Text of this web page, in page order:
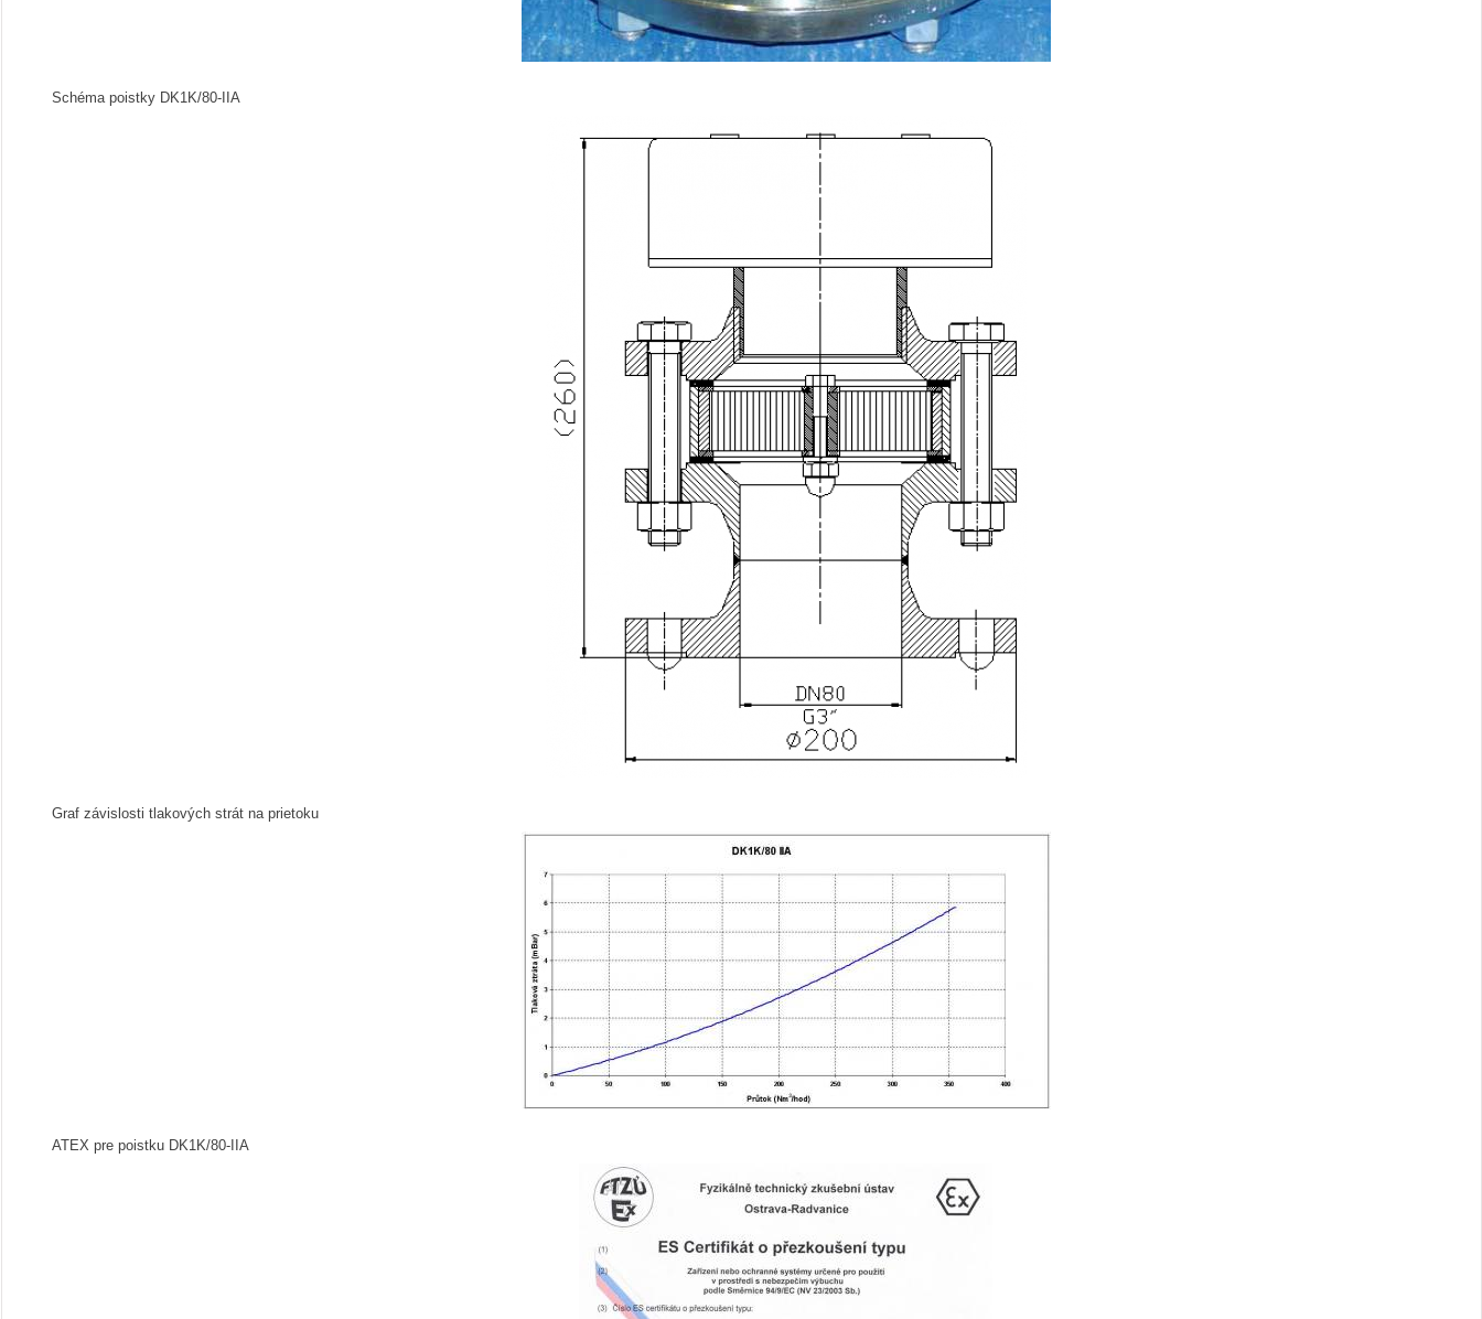
Schéma poistky DK1K/80-IIA
Graf závislosti tlakových strát na prietoku
ATEX pre poistku DK1K/80-IIA